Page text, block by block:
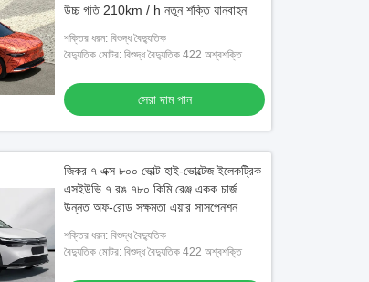
উচ্চ গতি 210km / h নতুন শক্তি যানবাহন
শক্তির ধরন: বিশুদ্ধ বৈদ্যুতিক
বৈদ্যুতিক মোটর: বিশুদ্ধ বৈদ্যুতিক 422 অশ্বশক্তি
সেরা দাম পান
জিকর ৭ এক্স ৮০০ ভোল্ট হাই-ভোল্টেজ ইলেকট্রিক
এসইউভি ৭ রঙ ৭৮০ কিমি রেঞ্জ একক চার্জ
উন্নত অফ-রোড সক্ষমতা এয়ার সাসপেনশন
শক্তির ধরন: বিশুদ্ধ বৈদ্যুতিক
বৈদ্যুতিক মোটর: বিশুদ্ধ বৈদ্যুতিক 422 অশ্বশক্তি